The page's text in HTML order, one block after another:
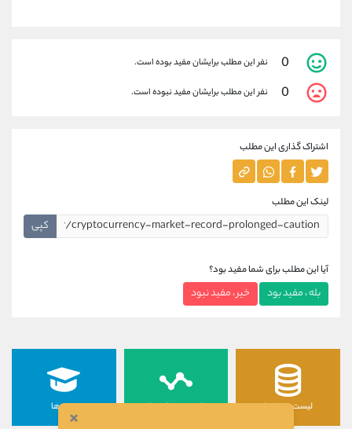
0 نفر این مطلب برایشان مفید بوده است.
0 نفر این مطلب برایشان مفید نبوده است.
اشتراک گذاری این مطلب
لینک این مطلب
کپی
آیا این مطلب برای شما مفید بود؟
بله ، مفید بود خیر ، مفید نبود
لیست رمزارزها لیست سهام ها دوره ها
×